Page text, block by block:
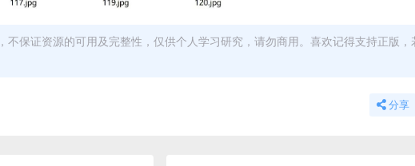
不保证资源的可用及完整性，仅供个人学习研究，请勿商用。喜欢记得支持正版
分享